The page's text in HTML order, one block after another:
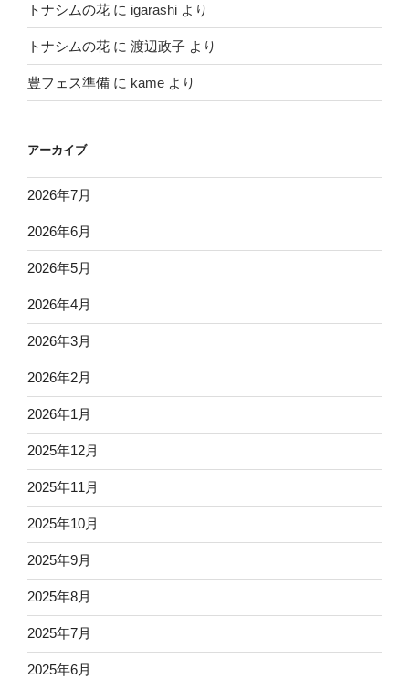
トナシムの花 に igarashi より
トナシムの花 に 渡辺政子 より
豊フェス準備 に kame より
アーカイブ
2026年7月
2026年6月
2026年5月
2026年4月
2026年3月
2026年2月
2026年1月
2025年12月
2025年11月
2025年10月
2025年9月
2025年8月
2025年7月
2025年6月